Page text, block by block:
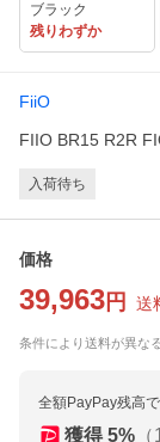
ブラック
残りわずか
FiiO
FIIO BR15 R2R
入荷待ち
価格
39,963 円 送
条件により送料が異な
全額PayPay残高
獲得 5% （